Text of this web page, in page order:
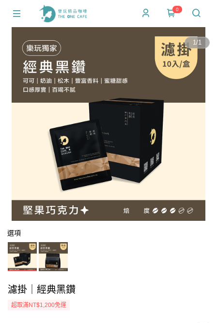
0
1/1
選項
濾掛｜經典黑鑽
超取滿NT$1,200免運